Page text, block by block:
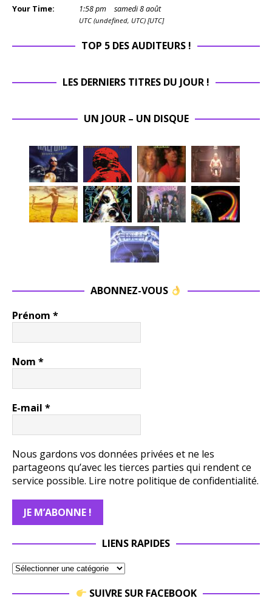
Your Time: 1:58pm samedi 8 août
UTC (undefined, UTC) [UTC]
TOP 5 DES AUDITEURS !
LES DERNIERS TITRES DU JOUR !
UN JOUR – UN DISQUE
ABONNEZ-VOUS
Prénom *
Nom *
E-mail *
Nous gardons vos données privées et ne les
partageons qu’avec les tierces parties qui rendent ce
service possible. Lire notre politique de confidentialité.
LIENS RAPIDES
SUIVRE SUR FACEBOOK